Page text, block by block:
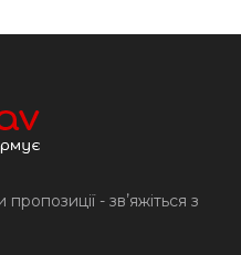
- звʼяжіться з